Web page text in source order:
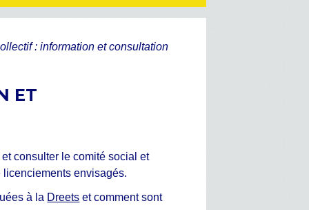
: information et consultation
ET
consulter le comité social et
envisagés.
à la Dreets et comment sont